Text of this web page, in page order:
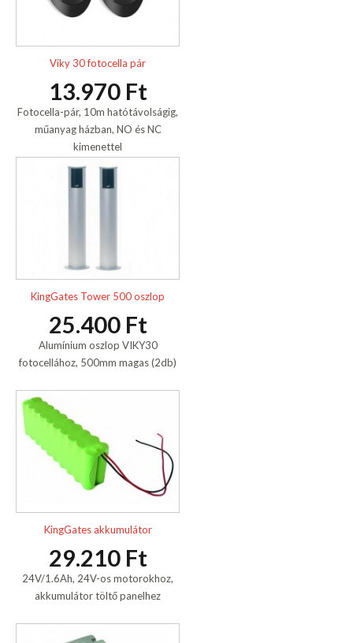
Viky 30 fotocella pár
13.970 Ft
Fotocella-pár, 10m hatótávolságig,
műanyag házban, NO és NC
kimenettel
KingGates Tower 500 oszlop
25.400 Ft
Alumínium oszlop VIKY30
fotocellához, 500mm magas (2db)
KingGates akkumulátor
29.210 Ft
24V/1.6Ah, 24V-os motorokhoz,
akkumulátor töltő panelhez